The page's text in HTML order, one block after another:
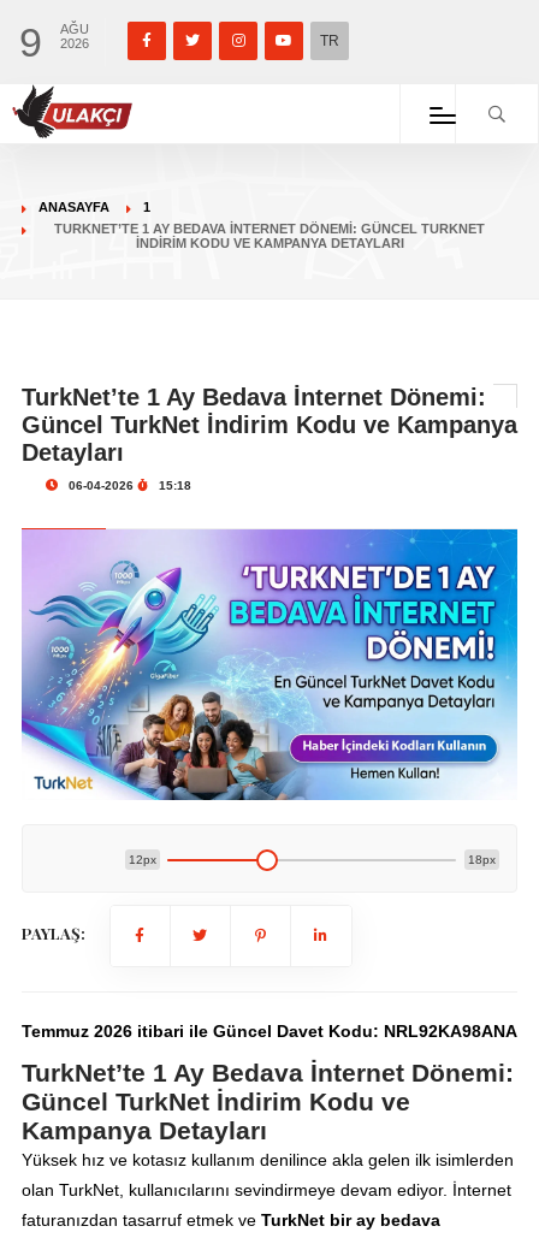
9
AĞU
2026
TR
ANASAYFA
1
TURKNET’TE 1 AY BEDAVA İNTERNET DÖNEMI: GÜNCEL TURKNET
İNDIRIM KODU VE KAMPANYA DETAYLARI
TurkNet’te 1 Ay Bedava İnternet Dönemi:
Güncel TurkNet İndirim Kodu ve Kampanya
Detayları
06-04-2026 15:18
12px 18px
PAYLAŞ:
Temmuz 2026 itibari ile Güncel Davet Kodu: NRL92KA98ANA
TurkNet’te 1 Ay Bedava İnternet Dönemi:
Güncel TurkNet İndirim Kodu ve
Kampanya Detayları
Yüksek hız ve kotasız kullanım denilince akla gelen ilk isimlerden
olan TurkNet, kullanıcılarını sevindirmeye devam ediyor. İnternet
faturanızdan tasarruf etmek ve TurkNet bir ay bedava